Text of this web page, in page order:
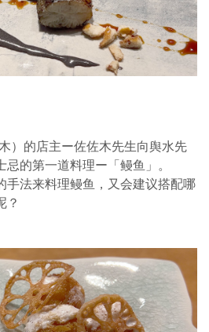
）的店主ー佐佐木先生向舆水先
的第一道料理ー「鳗鱼」。
手法来料理鳗鱼，又会建议搭配哪
？